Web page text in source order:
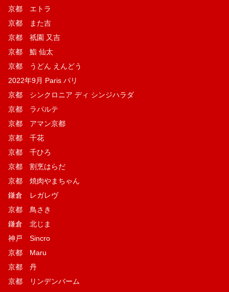
京都 エトラ
京都 また吉
京都 祇園 又吉
京都 鮨 仙太
京都 うどん えんどう
2022年9月 Paris パリ
京都 シンクロニア ディ シンジハラダ
京都 ラパルテ
京都 アマン京都
京都 千花
京都 千ひろ
京都 割烹はらだ
京都 焼肉やまちゃん
鎌倉 レガレヴ
京都 鳥さき
鎌倉 北じま
神戸 Sincro
京都 Maru
京都 丹
京都 リンデンバーム